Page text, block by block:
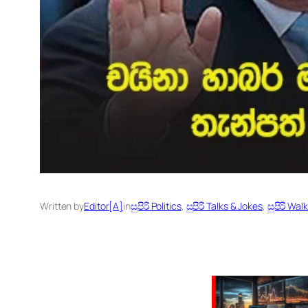
Written byEditor[A]inසුපිරි Politics, සුපිරි Talks & Jokes, සුපිරි